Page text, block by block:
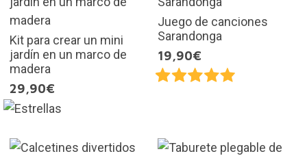
Kit para crear un mini
jardín en un marco de
madera
29,90€
Juego de canciones
Sarandonga
19,90€